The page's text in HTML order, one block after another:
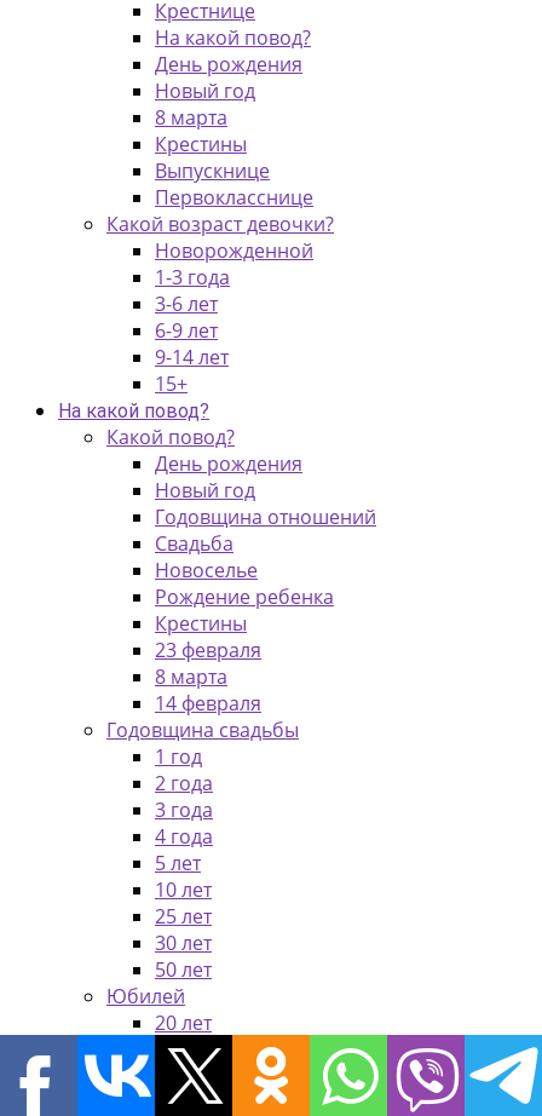
Крестнице
На какой повод?
День рождения
Новый год
8 марта
Крестины
Выпускнице
Первокласснице
Какой возраст девочки?
Новорожденной
1-3 года
3-6 лет
6-9 лет
9-14 лет
15+
На какой повод?
Какой повод?
День рождения
Новый год
Годовщина отношений
Свадьба
Новоселье
Рождение ребенка
Крестины
23 февраля
8 марта
14 февраля
Годовщина свадьбы
1 год
2 года
3 года
4 года
5 лет
10 лет
25 лет
30 лет
50 лет
Юбилей
20 лет
30 лет
40 лет
50 лет